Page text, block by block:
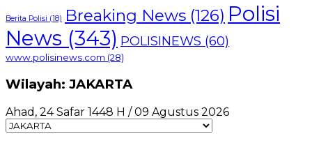
Berita Polisi (18) Breaking News (126) Polisi
News (343) POLISINEWS (60)
www.polisinews.com (28)
Wilayah: JAKARTA
Ahad, 24 Safar 1448 H / 09 Agustus 2026